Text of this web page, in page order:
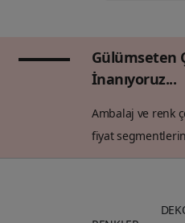
Gülümseten
İnanıyoruz...
Ambalaj ve renk
fiyat